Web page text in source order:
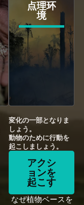
点理环
境
変化の一部となりま
しょう。
動物のために行動を
起こしましょう。
アクシ
ョンを
起こす
なぜ植物ベースを